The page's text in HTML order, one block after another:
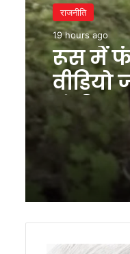
राजनीति
19 hours ago
रूस में
गंभीर